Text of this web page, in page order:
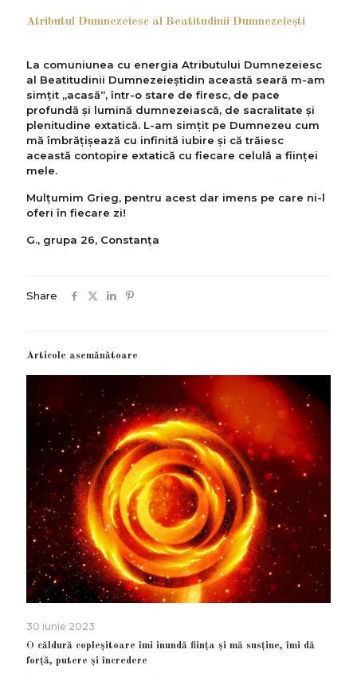
Atributul Dumnezeiesc al Beatitudinii Dumnezeieşti
La comuniunea cu energia Atributului Dumnezeiesc
al Beatitudinii Dumnezeieştidin această seară m-am
simțit „acasă“, într-o stare de firesc, de pace
profundă și lumină dumnezeiască, de sacralitate și
plenitudine extatică. L-am simțit pe Dumnezeu cum
mă îmbrățișează cu infinită iubire și că trăiesc
această contopire extatică cu fiecare celulă a ființei
mele.
Mulţumim Grieg, pentru acest dar imens pe care ni-l
oferi în fiecare zi!
G., grupa 26, Constanța
Share
Articole asemănătoare
30 iunie 2023
O căldură copleșitoare îmi inundă ființa și mă susține, îmi dă
forță, putere și încredere